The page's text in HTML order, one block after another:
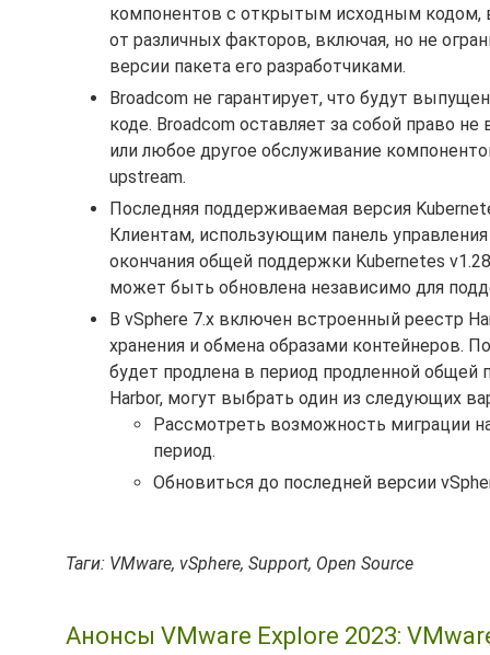
компонентов с открытым исходным кодом,
от различных факторов, включая, но не
версии пакета его разработчиками.
Broadcom не гарантирует, что будут
коде. Broadcom оставляет за собой право
или любое другое обслуживание
upstream.
Последняя поддерживаемая версия
Клиентам, использующим панель
окончания общей поддержки Kubernetes
может быть обновлена независимо для
В vSphere 7.x включен встроенный реестр
хранения и обмена образами контейнеров.
будет продлена в период продленной
Harbor, могут выбрать один из следующих
Рассмотреть возможность миграции
период.
Обновиться до последней версии
Таги: VMware, vSphere, Support, Open Source
Анонсы VMware Explore 2023: